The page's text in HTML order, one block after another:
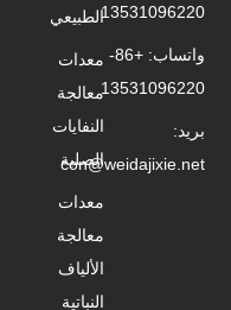
Weida
Alibaba
International
Made-
in-
ساحل العاج
16,800 طن...
ساحل العاج
8,400 طن...
تايلاند 2.5...